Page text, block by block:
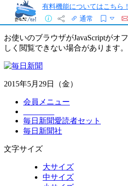
有料機能についてはこちら！
通常